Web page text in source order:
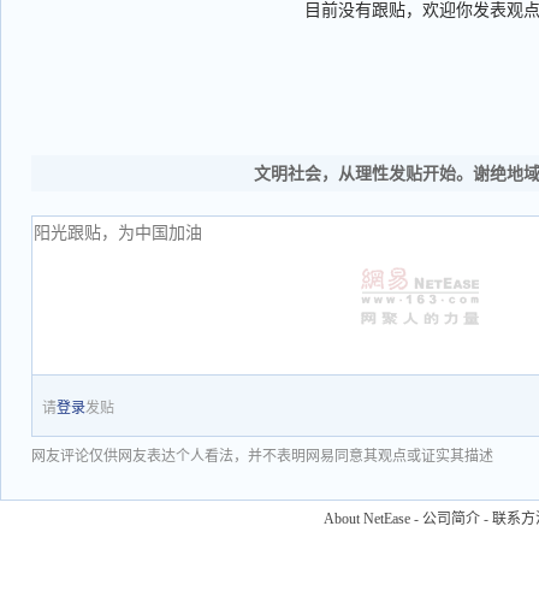
目前没有跟贴，欢迎你发表观点
文明社会，从理性发贴开始。谢绝地
请登录发贴
网友评论仅供网友表达个人看法，并不表明网易同意其观点或证实其描述
About NetEase - 公司简介 - 联系方